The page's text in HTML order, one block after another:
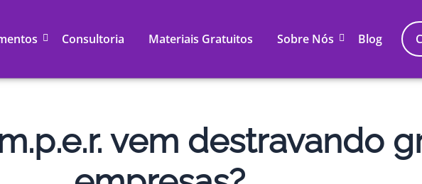
Consultoria Materiais Gratuitos Sobre Nós Blog
vem destravando